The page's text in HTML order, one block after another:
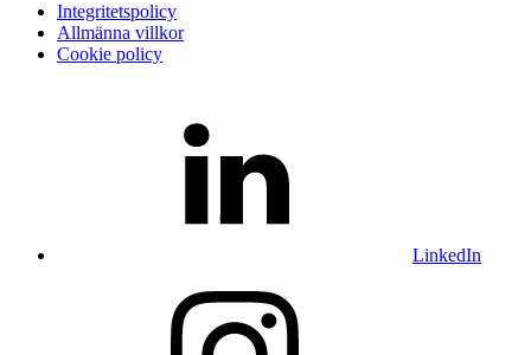
Integritetspolicy
Allmänna villkor
Cookie policy
LinkedIn